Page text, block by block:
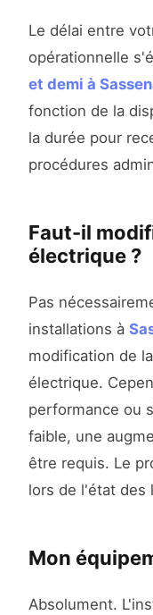
Le délai entre
opérationnelle
et demi à
fonction de la
la durée pour
procédures
Faut-il
électrique ?
Pas
installations à
modification de
électrique.
performance ou
faible, une
être requis. Le
lors de l'état des
Mon
Absolument.